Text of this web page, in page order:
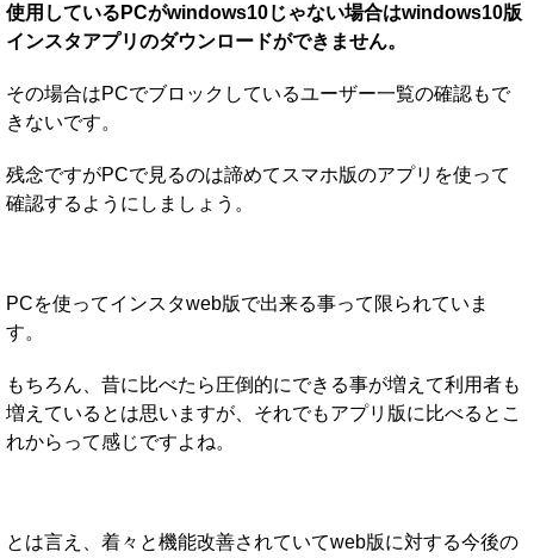
使用しているPCがwindows10じゃない場合はwindows10版
インスタアプリのダウンロードができません。
その場合はPCでブロックしているユーザー一覧の確認もで
きないです。
残念ですがPCで見るのは諦めてスマホ版のアプリを使って
確認するようにしましょう。
PCを使ってインスタweb版で出来る事って限られていま
す。
もちろん、昔に比べたら圧倒的にできる事が増えて利用者も
増えているとは思いますが、それでもアプリ版に比べるとこ
れからって感じですよね。
とは言え、着々と機能改善されていてweb版に対する今後の